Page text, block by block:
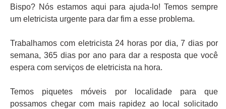
Bispo? Nós estamos aqui para ajuda-lo! Temos sempre
um eletricista urgente para dar fim a esse problema.
Trabalhamos com eletricista 24 horas por dia, 7 dias por
semana, 365 dias por ano para dar a resposta que você
espera com serviços de eletricista na hora.
Temos piquetes móveis por localidade para que
possamos chegar com mais rapidez ao local solicitado